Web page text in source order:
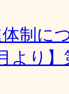
制に
より